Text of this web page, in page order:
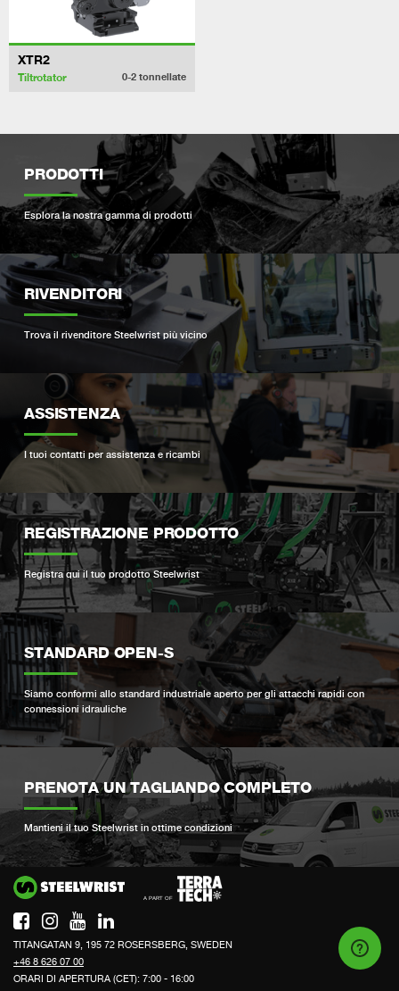
XTR2
Tiltrotator 0-2 tonnellate
PRODOTTI
Esplora la nostra gamma di prodotti
RIVENDITORI
Trova il rivenditore Steelwrist più vicino
ASSISTENZA
I tuoi contatti per assistenza e ricambi
REGISTRAZIONE PRODOTTO
Registra qui il tuo prodotto Steelwrist
STANDARD OPEN-S
Siamo conformi allo standard industriale aperto per gli attacchi rapidi con
connessioni idrauliche
PRENOTA UN TAGLIANDO COMPLETO
Mantieni il tuo Steelwrist in ottime condizioni
TITANGATAN 9, 195 72 ROSERSBERG, SWEDEN
+46 8 626 07 00
ORARI DI APERTURA (CET): 7:00 - 16:00